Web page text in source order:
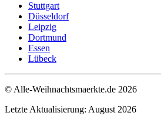
Stuttgart
Düsseldorf
Leipzig
Dortmund
Essen
Lübeck
© Alle-Weihnachtsmaerkte.de 2026
Letzte Aktualisierung: August 2026